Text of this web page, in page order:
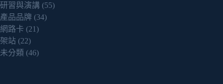
研習與演講 (55)
產品品牌 (34)
網路卡 (21)
架站 (22)
未分類 (46)